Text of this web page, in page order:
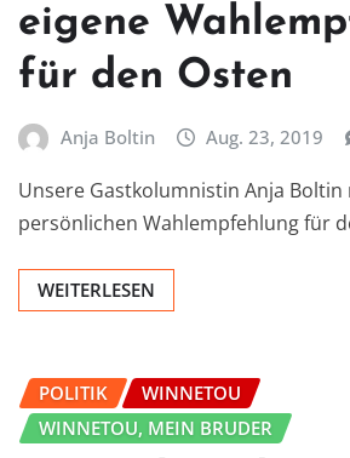
eigene
für den Osten
Anja Boltin Aug. 23, 2019
Unsere Gastkolumnistin Anja Boltin
persönlichen Wahlempfehlung für
WEITERLESEN
POLITIK
WINNETOU
WINNETOU, MEIN BRUDER